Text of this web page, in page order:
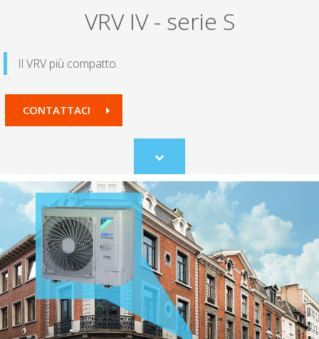
VRV IV - serie S
Il VRV più compatto.
CONTATTACI
Scroll
to